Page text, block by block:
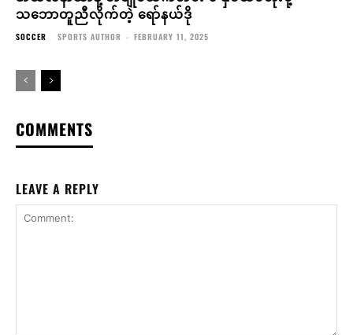
သဘောတူညီလိုက်တဲ့ ရော်နယ်ဒို
SOCCER SPORTS AUTHOR - FEBRUARY 11, 2025
COMMENTS
LEAVE A REPLY